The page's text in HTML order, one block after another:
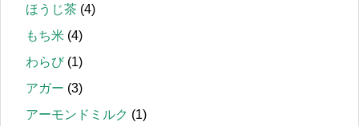
ほうじ茶 (4)
もち米 (4)
わらび(1)
アガー (3)
アーモンドミルク (1)